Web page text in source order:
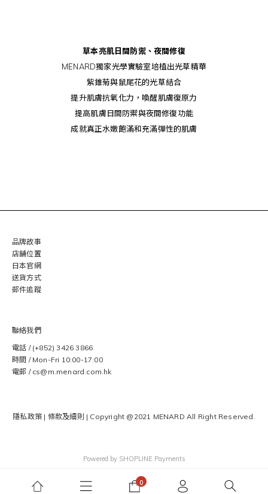
草本亮肌日間防禦、夜間修復
MENARD獨家光學實驗室培植出光草精華
紫錐菊與鼠尾花的光草結合
提升肌膚抗氧化力，喚醒肌膚復原力
提高肌膚日間防禦與夜間修復功能
成就真正水嫩飽滿和充滿彈性的肌膚
品牌故事
店舖位置
日本官網
送貨方式
郵件追蹤
聯絡我們
電話 / (+852) 3426 3866
時間 / Mon-Fri 10:00-17:00
電郵 / cs@m.menard.com.hk
隱私政策 | 條款及細則 | Copyright @2021 MENARD All Right Reserved.
Powered by SHOPLINE Payments